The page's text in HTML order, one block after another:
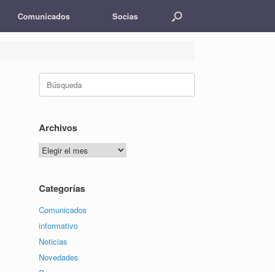
Comunicados Socias
Archivos
Archivos
Categorías
Comunicados
informativo
Noticias
Novedades